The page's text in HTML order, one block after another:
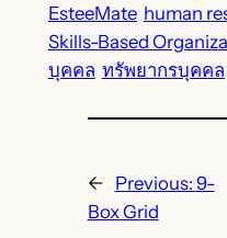
EsteeMate human
Skills-Based
บุคคล ทรัพยากรบุคคล
← Previous: 9-
Box Grid